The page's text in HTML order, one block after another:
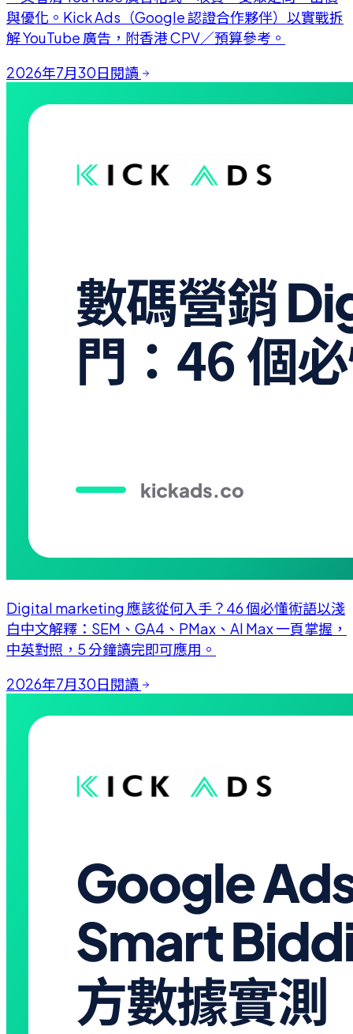
與優化。Kick Ads（Google 認證合作夥伴）以實戰拆
解 YouTube 廣告，附香港 CPV／預算參考。
2026年7月30日閱讀
Digital marketing 應該從何入手？46 個必懂術語以淺
白中文解釋：SEM、GA4、PMax、AI Max 一頁掌握，
中英對照，5 分鐘讀完即可應用。
2026年7月30日閱讀